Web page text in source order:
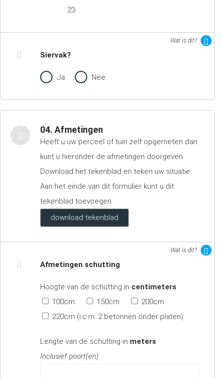
23
Wat is dit?
Siervak?
Ja Nee
04. Afmetingen
Heeft u uw perceel of tuin zelf opgemeten dan
kunt u hieronder de afmetingen doorgeven.
Download het tekenblad en teken uw situatie.
Aan het einde van dit formulier kunt u dit
tekenblad toevoegen
download tekenblad
Wat is dit?
Afmetingen schutting
Hoogte van de schutting in centimeters
100cm
150cm
200cm
220cm (i.c.m. 2 betonnen onder platen)
Lengte van de schutting in meters
Inclusief poort(en)